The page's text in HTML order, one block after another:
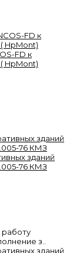
FD к
HpMont)
зданий
76 КМЗ
з..